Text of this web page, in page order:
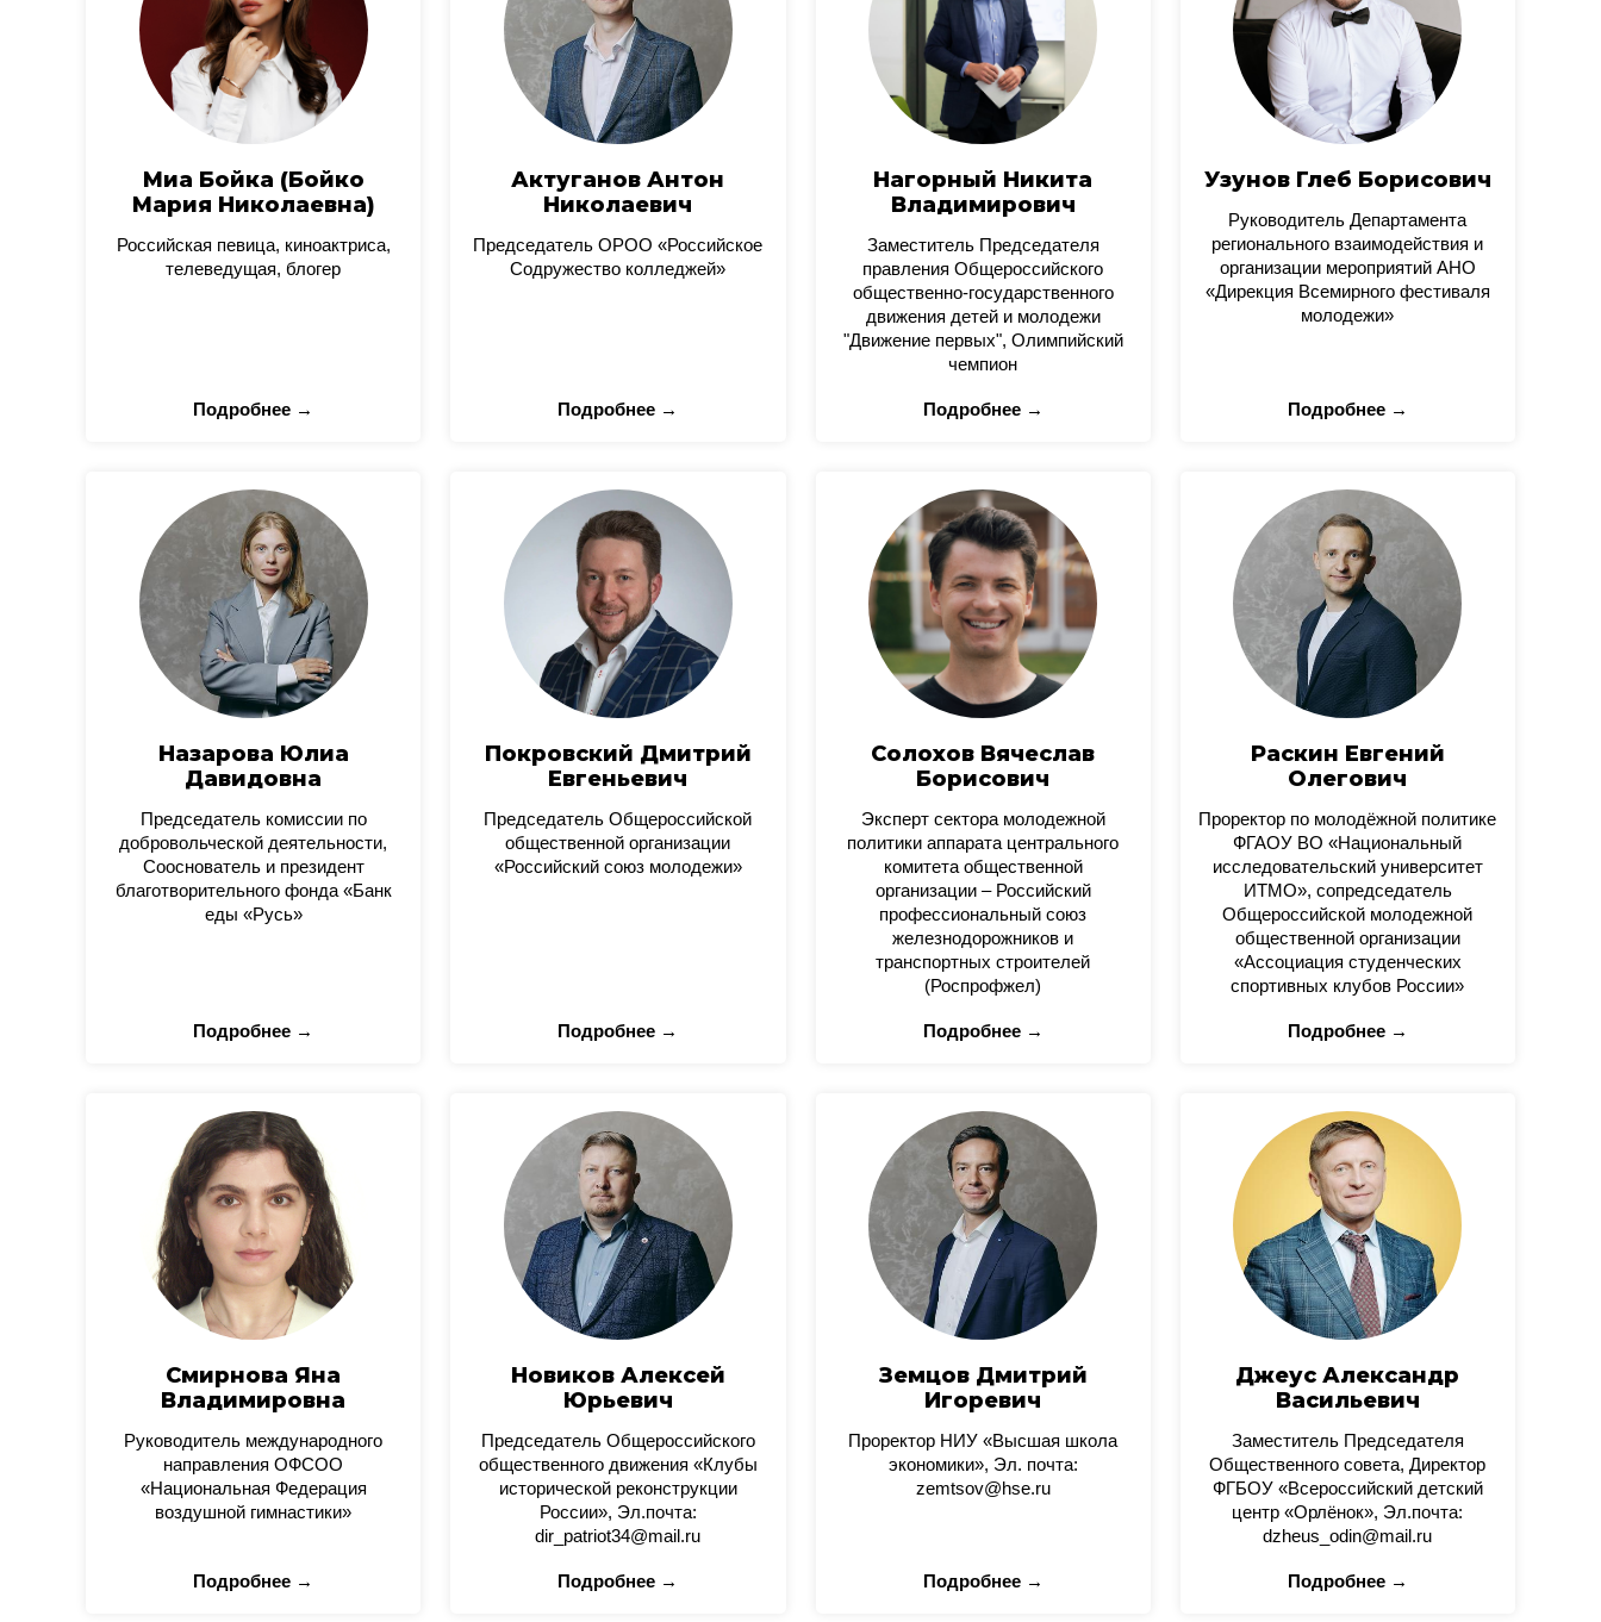
Миа Бойка (Бойко
Мария Николаевна)
Российская певица, киноактриса,
телеведущая, блогер
Подробнее →
Актуганов Антон
Николаевич
Председатель ОРОО «Российское
Содружество колледжей»
Подробнее →
Нагорный Никита
Владимирович
Заместитель Председателя
правления Общероссийского
общественно-государственного
движения детей и молодежи
"Движение первых", Олимпийский
чемпион
Подробнее →
Узунов Глеб Борисович
Руководитель Департамента
регионального взаимодействия и
организации мероприятий АНО
«Дирекция Всемирного фестиваля
молодежи»
Подробнее →
Назарова Юлиа
Давидовна
Председатель комиссии по
добровольческой деятельности,
Сооснователь и президент
благотворительного фонда «Банк
еды «Русь»
Подробнее →
Покровский Дмитрий
Евгеньевич
Председатель Общероссийской
общественной организации
«Российский союз молодежи»
Подробнее →
Солохов Вячеслав
Борисович
Эксперт сектора молодежной
политики аппарата центрального
комитета общественной
организации – Российский
профессиональный союз
железнодорожников и
транспортных строителей
(Роспрофжел)
Подробнее →
Раскин Евгений
Олегович
Проректор по молодёжной политике
ФГАОУ ВО «Национальный
исследовательский университет
ИТМО», сопредседатель
Общероссийской молодежной
общественной организации
«Ассоциация студенческих
спортивных клубов России»
Подробнее →
Смирнова Яна
Владимировна
Руководитель международного
направления ОФСОО
«Национальная Федерация
воздушной гимнастики»
Подробнее →
Новиков Алексей
Юрьевич
Председатель Общероссийского
общественного движения «Клубы
исторической реконструкции
России», Эл.почта:
dir_patriot34@mail.ru
Подробнее →
Земцов Дмитрий
Игоревич
Проректор НИУ «Высшая школа
экономики», Эл. почта:
zemtsov@hse.ru
Подробнее →
Джеус Александр
Васильевич
Заместитель Председателя
Общественного совета, Директор
ФГБОУ «Всероссийский детский
центр «Орлёнок», Эл.почта:
dzheus_odin@mail.ru
Подробнее →